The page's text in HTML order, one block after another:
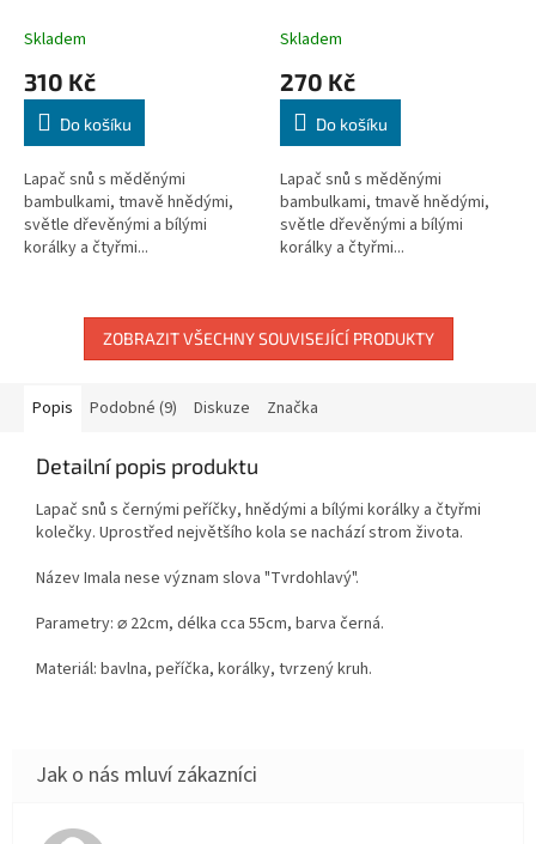
Skladem
310 Kč
Do košíku
Lapač snů s měděnými
bambulkami, tmavě hnědými,
světle dřevěnými a bílými
korálky a čtyřmi...
Skladem
270 Kč
Do košíku
Lapač snů s měděnými
bambulkami, tmavě hnědými,
světle dřevěnými a bílými
korálky a čtyřmi...
ZOBRAZIT VŠECHNY SOUVISEJÍCÍ PRODUKTY
Popis Podobné (9) Diskuze Značka
Detailní popis produktu
Lapač snů s černými peříčky, hnědými a bílými korálky a čtyřmi
kolečky. Uprostřed největšího kola se nachází strom života.
Název Imala nese význam slova "Tvrdohlavý".
Parametry: ⌀ 22cm, délka cca 55cm, barva černá.
Materiál: bavlna, peříčka, korálky, tvrzený kruh.